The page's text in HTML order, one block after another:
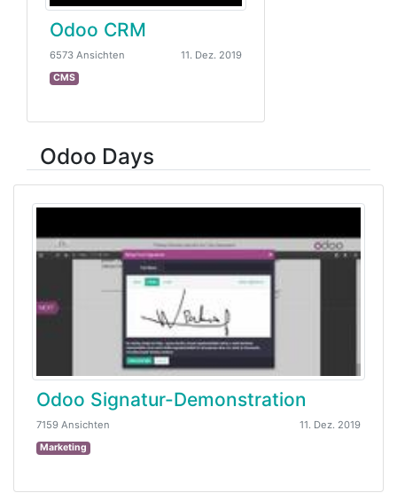
Odoo CRM
6573 Ansichten 11. Dez. 2019
CMS
Odoo Days
Odoo Signatur-Demonstration
7159 Ansichten 11. Dez. 2019
Marketing